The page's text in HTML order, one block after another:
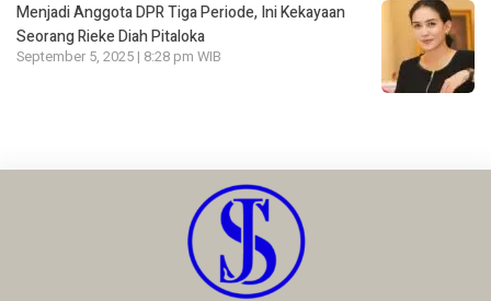
Menjadi Anggota DPR Tiga Periode, Ini Kekayaan
Seorang Rieke Diah Pitaloka
September 5, 2025 | 8:28 pm WIB